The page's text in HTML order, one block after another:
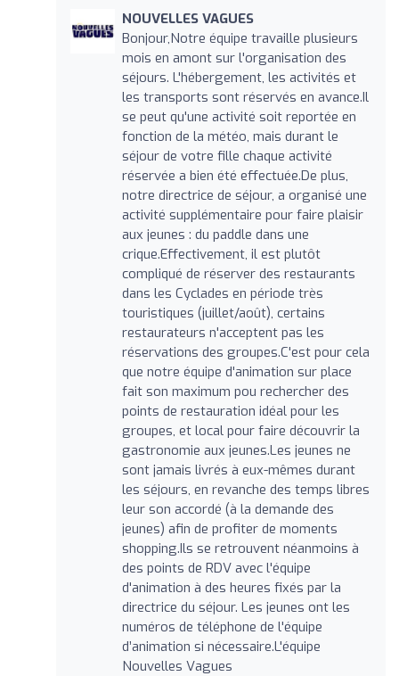
NOUVELLES VAGUES
Bonjour,Notre équipe travaille plusieurs
mois en amont sur l'organisation des
séjours. L'hébergement, les activités et
les transports sont réservés en avance.Il
se peut qu'une activité soit reportée en
fonction de la météo, mais durant le
séjour de votre fille chaque activité
réservée a bien été effectuée.De plus,
notre directrice de séjour, a organisé une
activité supplémentaire pour faire plaisir
aux jeunes : du paddle dans une
crique.Effectivement, il est plutôt
compliqué de réserver des restaurants
dans les Cyclades en période très
touristiques (juillet/août), certains
restaurateurs n'acceptent pas les
réservations des groupes.C'est pour cela
que notre équipe d'animation sur place
fait son maximum pou rechercher des
points de restauration idéal pour les
groupes, et local pour faire découvrir la
gastronomie aux jeunes.Les jeunes ne
sont jamais livrés à eux-mêmes durant
les séjours, en revanche des temps libres
leur son accordé (à la demande des
jeunes) afin de profiter de moments
shopping.Ils se retrouvent néanmoins à
des points de RDV avec l'équipe
d'animation à des heures fixés par la
directrice du séjour. Les jeunes ont les
numéros de téléphone de l'équipe
d’animation si nécessaire.L'équipe
Nouvelles Vagues